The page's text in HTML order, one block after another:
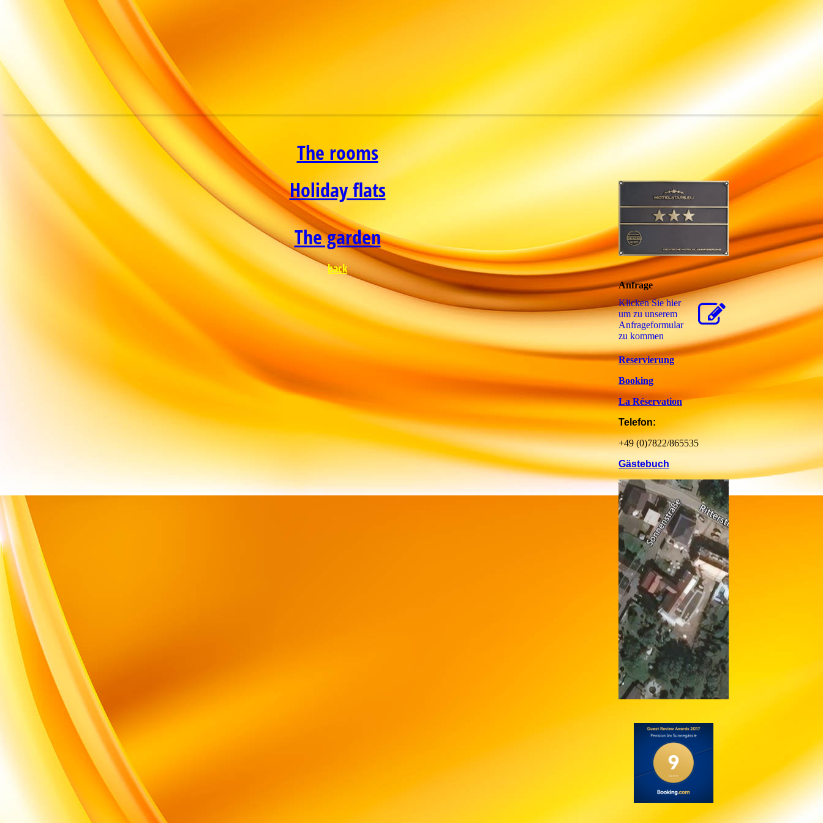
The rooms
Holiday flats
The garden
back
Anfrage
Klicken Sie hier
um zu unserem
Anfrageformular
zu kommen
Reservierung
Booking
La Réservation
Telefon:
+49 (0)7822/865535
Gästebuch